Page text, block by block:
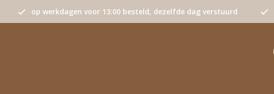
op werkdagen voor 13:00 besteld, dezelfde dag verstuurd